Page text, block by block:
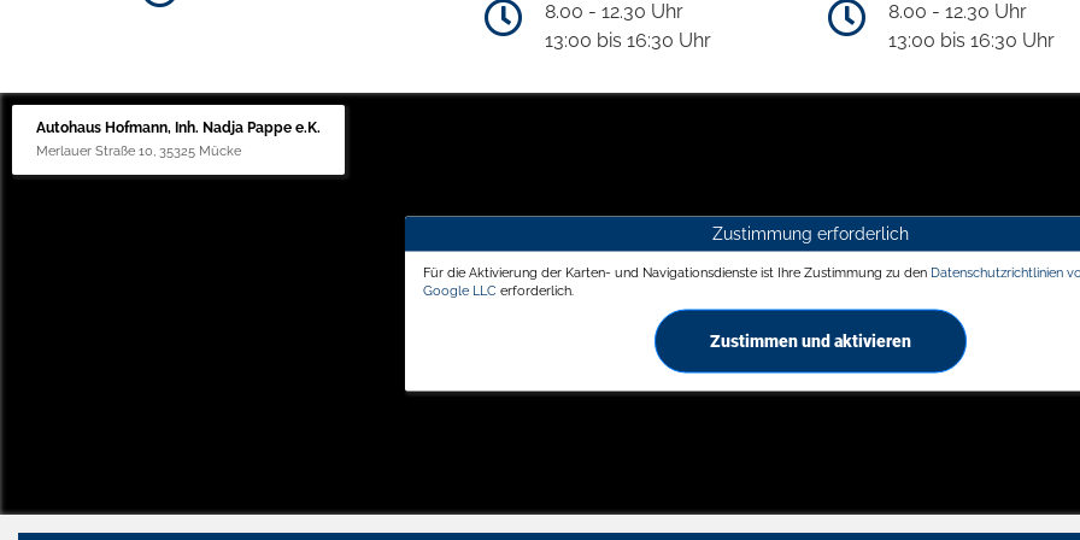
8.00 - 12.30 Uhr
13:00 bis 16:30 Uhr
8.00 - 12.30 Uhr
13:00 bis 16:30 Uhr
Autohaus Hofmann, Inh. Nadja Pappe e.K.
Merlauer Straße 10, 35325 Mücke
Zustimmung erforderlich
Für die Aktivierung der Karten- und Navigationsdienste ist Ihre Zustimmung zu den Datenschutzrichtlinien
Google LLC erforderlich.
Zustimmen und aktivieren